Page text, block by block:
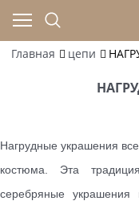
Главная цепи
Нагрудные украшения
костюма. Эта
серебряные